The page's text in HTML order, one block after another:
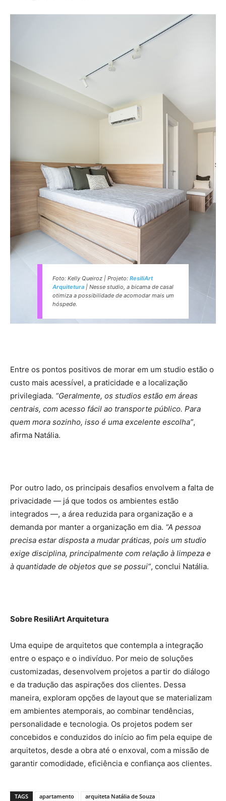
Foto: Kelly Queiroz | Projeto: ResiliArt
Arquitetura | Nesse studio, a bicama de casal
otimiza a possibilidade de acomodar mais um
hóspede.
Entre os pontos positivos de morar em um studio estão o
custo mais acessível, a praticidade e a localização
privilegiada. “Geralmente, os studios estão em áreas
centrais, com acesso fácil ao transporte público. Para
quem mora sozinho, isso é uma excelente escolha”,
afirma Natália.
Por outro lado, os principais desafios envolvem a falta de
privacidade — já que todos os ambientes estão
integrados —, a área reduzida para organização e a
demanda por manter a organização em dia. “A pessoa
precisa estar disposta a mudar práticas, pois um studio
exige disciplina, principalmente com relação à limpeza e
à quantidade de objetos que se possui”, conclui Natália.
Sobre ResiliArt Arquitetura
Uma equipe de arquitetos que contempla a integração
entre o espaço e o indivíduo. Por meio de soluções
customizadas, desenvolvem projetos a partir do diálogo
e da tradução das aspirações dos clientes. Dessa
maneira, exploram opções de layout que se materializam
em ambientes atemporais, ao combinar tendências,
personalidade e tecnologia. Os projetos podem ser
concebidos e conduzidos do início ao fim pela equipe de
arquitetos, desde a obra até o enxoval, com a missão de
garantir comodidade, eficiência e confiança aos clientes.
TAGS apartamento arquiteta Natália de Souza